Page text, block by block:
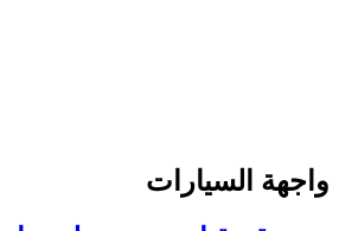
واجهة السيارات